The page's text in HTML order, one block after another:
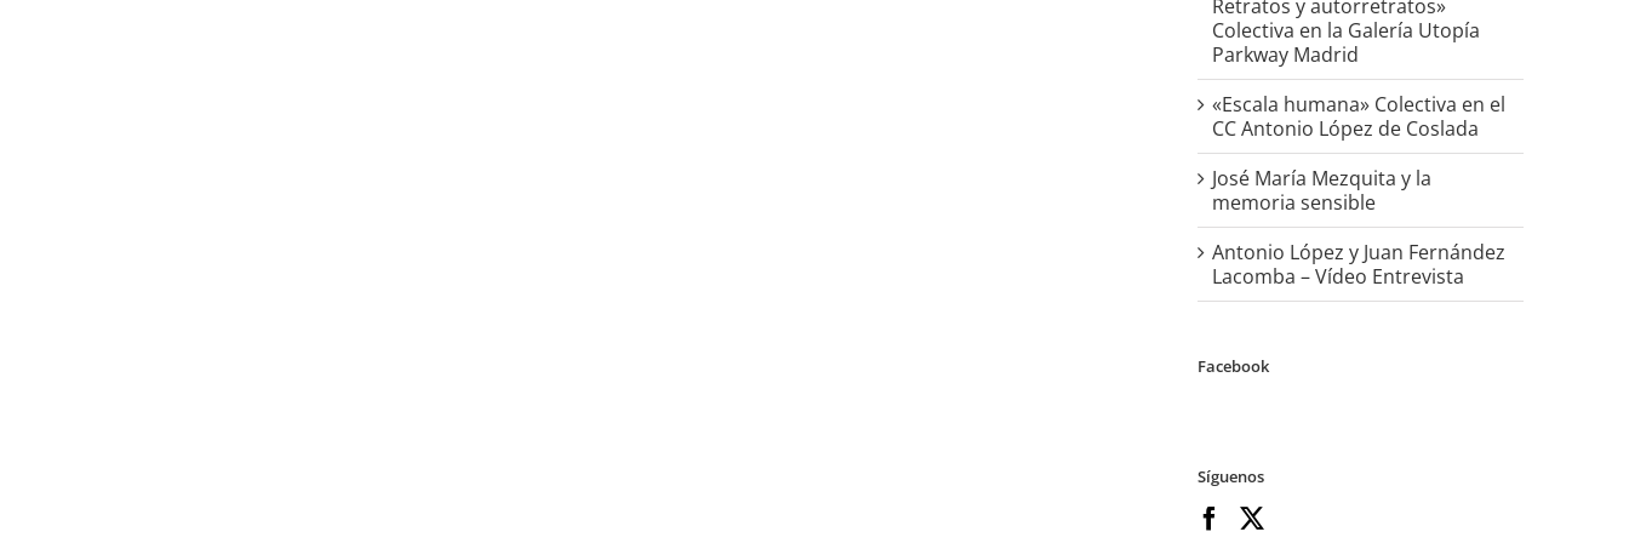
Retratos y autorretratos»
Colectiva en la Galería Utopía
Parkway Madrid
«Escala humana» Colectiva en el
CC Antonio López de Coslada
José María Mezquita y la
memoria sensible
Antonio López y Juan Fernández
Lacomba – Vídeo Entrevista
Facebook
Síguenos